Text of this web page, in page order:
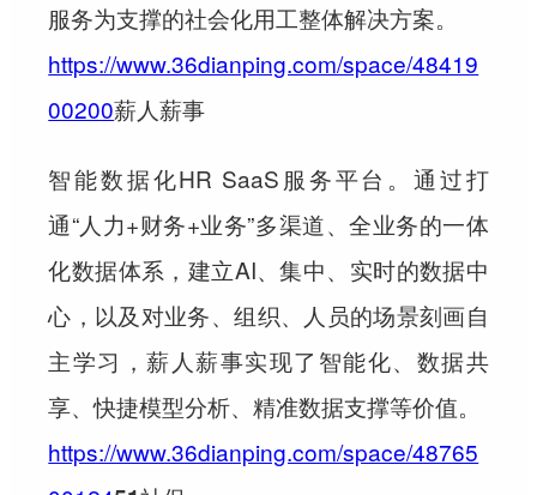
服务为支撑的社会化用工整体解决方案。
https://www.36dianping.com/space/48419
00200薪人薪事
智能数据化HR SaaS服务平台。通过打
通“人力+财务+业务”多渠道、全业务的一体
化数据体系，建立AI、集中、实时的数据中
心，以及对业务、组织、人员的场景刻画自
主学习，薪人薪事实现了智能化、数据共
享、快捷模型分析、精准数据支撑等价值。
https://www.36dianping.com/space/48765